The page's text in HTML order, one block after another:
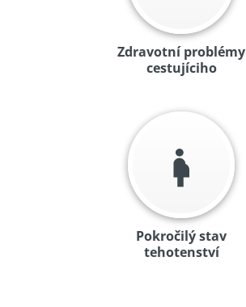
Zdravotní problémy
cestujíciho
Pokročilý stav
tehotenství